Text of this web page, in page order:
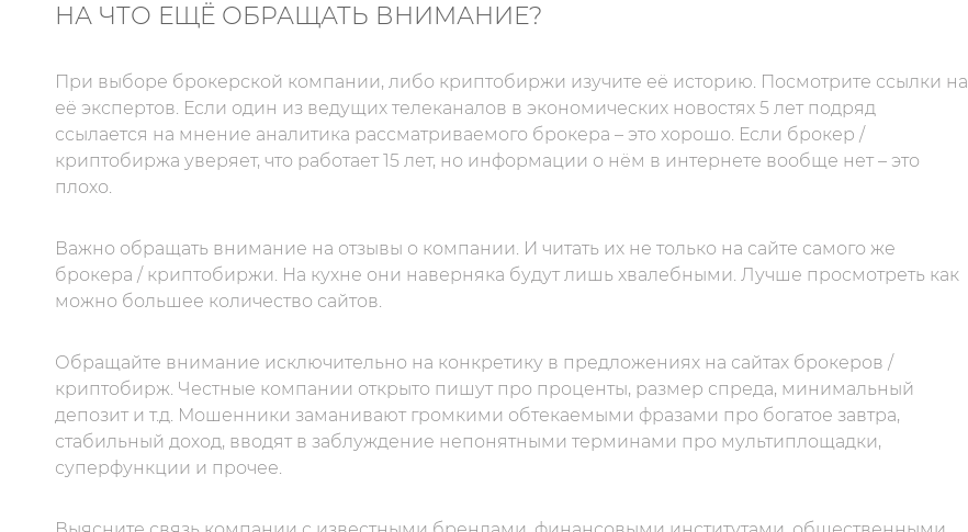
НА ЧТО ЕЩЁ ОБРАЩАТЬ ВНИМАНИЕ?
При выборе брокерской компании, либо криптобиржи изучите её историю. Посмотрите ссылки на
её экспертов. Если один из ведущих телеканалов в экономических новостях 5 лет подряд
ссылается на мнение аналитика рассматриваемого брокера – это хорошо. Если брокер /
криптобиржа уверяет, что работает 15 лет, но информации о нём в интернете вообще нет – это
плохо.
Важно обращать внимание на отзывы о компании. И читать их не только на сайте самого же
брокера / криптобиржи. На кухне они наверняка будут лишь хвалебными. Лучше просмотреть как
можно большее количество сайтов.
Обращайте внимание исключительно на конкретику в предложениях на сайтах брокеров /
криптобирж. Честные компании открыто пишут про проценты, размер спреда, минимальный
депозит и т.д. Мошенники заманивают громкими обтекаемыми фразами про богатое завтра,
стабильный доход, вводят в заблуждение непонятными терминами про мультиплощадки,
суперфункции и прочее.